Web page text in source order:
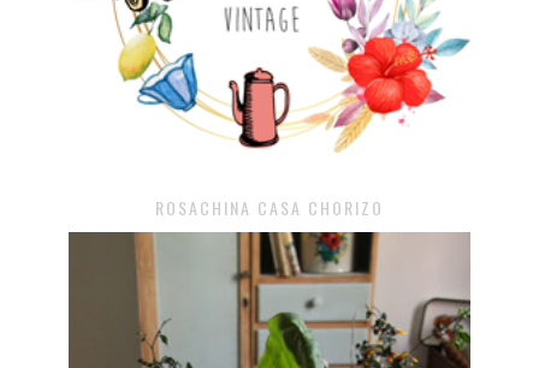
ROSACHINA CASA CHORIZO